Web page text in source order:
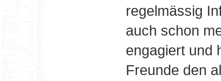
regelmässig
auch schon
engagiert und
Freunde den